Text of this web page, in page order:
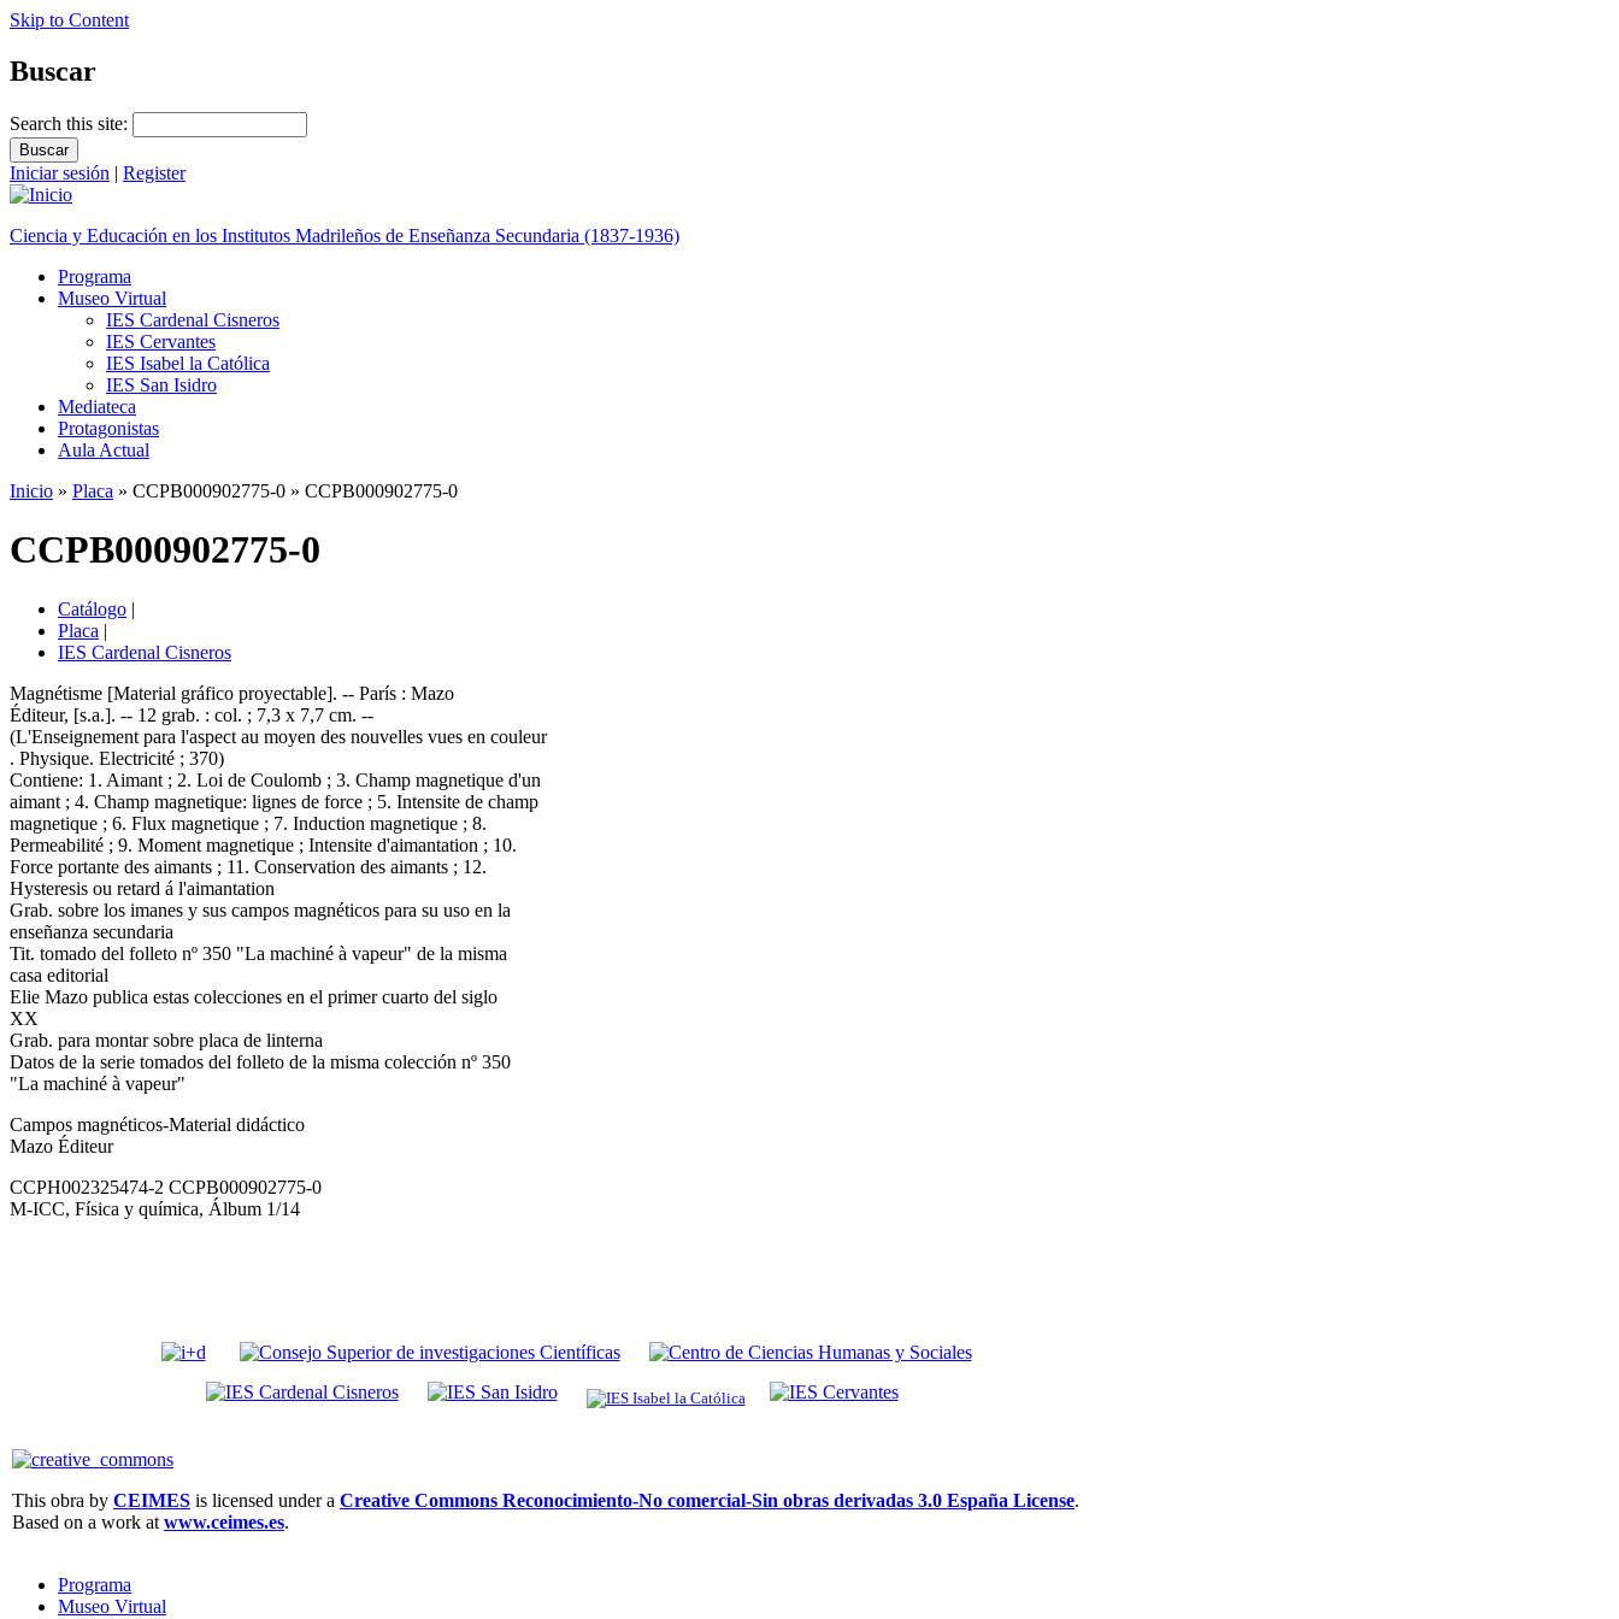
Skip to Content
Buscar
Search this site:
Iniciar sesión | Register
Ciencia y Educación en los Institutos Madrileños de Enseñanza Secundaria (1837-1936)
Programa
Museo Virtual
IES Cardenal Cisneros
IES Cervantes
IES Isabel la Católica
IES San Isidro
Mediateca
Protagonistas
Aula Actual
Inicio » Placa » CCPB000902775-0 » CCPB000902775-0
CCPB000902775-0
Catálogo |
Placa |
IES Cardenal Cisneros
Magnétisme [Material gráfico proyectable]. -- París : Mazo
Éditeur, [s.a.]. -- 12 grab. : col. ; 7,3 x 7,7 cm. --
(L'Enseignement para l'aspect au moyen des nouvelles vues en couleur
. Physique. Electricité ; 370)
Contiene: 1. Aimant ; 2. Loi de Coulomb ; 3. Champ magnetique d'un
aimant ; 4. Champ magnetique: lignes de force ; 5. Intensite de champ
magnetique ; 6. Flux magnetique ; 7. Induction magnetique ; 8.
Permeabilité ; 9. Moment magnetique ; Intensite d'aimantation ; 10.
Force portante des aimants ; 11. Conservation des aimants ; 12.
Hysteresis ou retard á l'aimantation
Grab. sobre los imanes y sus campos magnéticos para su uso en la
enseñanza secundaria
Tit. tomado del folleto nº 350 "La machiné à vapeur" de la misma
casa editorial
Elie Mazo publica estas colecciones en el primer cuarto del siglo
XX
Grab. para montar sobre placa de linterna
Datos de la serie tomados del folleto de la misma colección nº 350
"La machiné à vapeur"
Campos magnéticos-Material didáctico
Mazo Éditeur
CCPH002325474-2 CCPB000902775-0
M-ICC, Física y química, Álbum 1/14
This obra by CEIMES is licensed under a Creative Commons Reconocimiento-No comercial-Sin obras derivadas 3.0 España License.
Based on a work at www.ceimes.es.
Programa
Museo Virtual